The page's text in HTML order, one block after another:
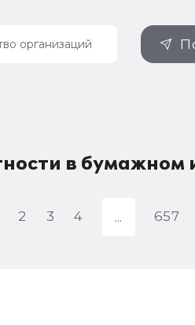
в бумажном
2 3 4 657